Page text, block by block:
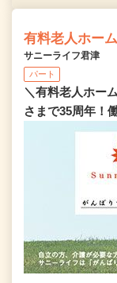
有料老人ホー
サニーライフ君津
パート
＼有料老人ホー
さまで35周年！